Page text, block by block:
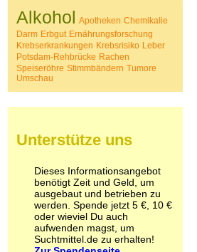
Koffein
Kokain
Lachgas
LSD
Marihuana
Medikamente
Morphin
Nikotin
Opium
Pilze
Poppers
Psychopharmaka
Schlafmittel
Schmerzmittel
Alkohol Apotheken Chemikalie
Darm Erbgut Ernährungsforschung
Krebserkrankungen Krebsrisiko Leber
Potsdam-Rehbrücke Rachen
Speiseröhre Stimmbändern Tumore
Umschau
Unterstütze uns
Dieses Informationsangebot
benötigt Zeit und Geld, um
ausgebaut und betrieben zu
werden. Spende jetzt 5 €, 10 €
oder wieviel Du auch
aufwenden magst, um
Suchtmittel.de zu erhalten!